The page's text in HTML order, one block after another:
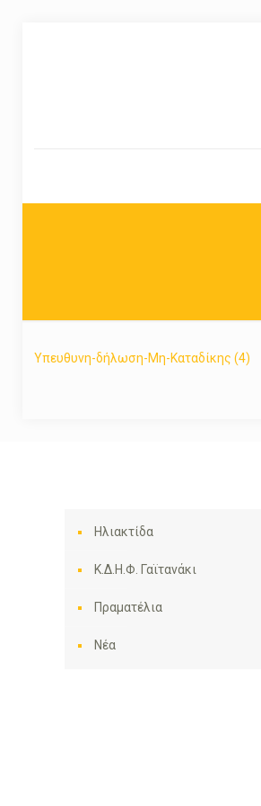
Υπευθυνη-δήλωση-Μη-Καταδίκης (4)
Ηλιακτίδα
Κ.Δ.Η.Φ. Γαϊτανάκι
Πραματέλια
Νέα